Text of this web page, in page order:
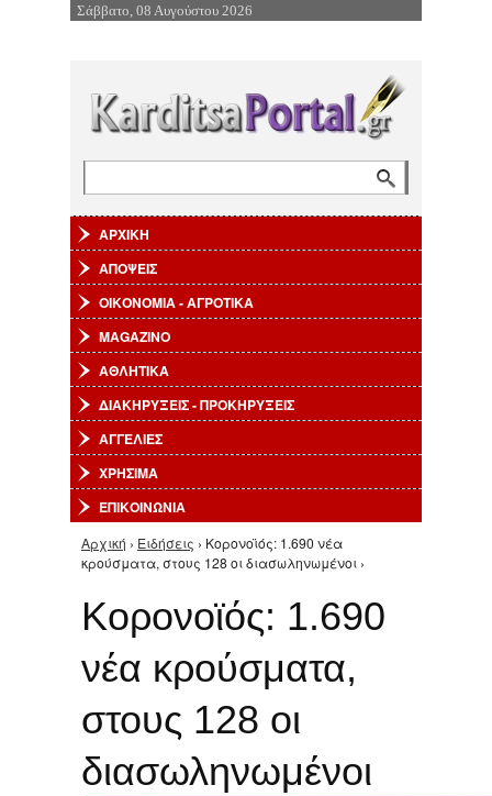
Επιστροφή στην Πλοήγηση
Σάββατο, 08 Αυγούστου 2026
ΑΡΧΙΚΗ
ΑΠΟΨΕΙΣ
ΟΙΚΟΝΟΜΙΑ - ΑΓΡΟΤΙΚΑ
MAGAZINO
ΑΘΛΗΤΙΚΑ
ΔΙΑΚΗΡΥΞΕΙΣ - ΠΡΟΚΗΡΥΞΕΙΣ
ΑΓΓΕΛΙΕΣ
ΧΡΗΣΙΜΑ
ΕΠΙΚΟΙΝΩΝΙΑ
Είστε εδώ
Αρχική › Ειδήσεις › Κορονοϊός: 1.690 νέα
κρούσματα, στους 128 οι διασωληνωμένοι ›
Κορονοϊός: 1.690
νέα κρούσματα,
στους 128 οι
διασωληνωμένοι